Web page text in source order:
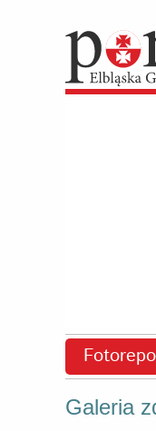
Galeria